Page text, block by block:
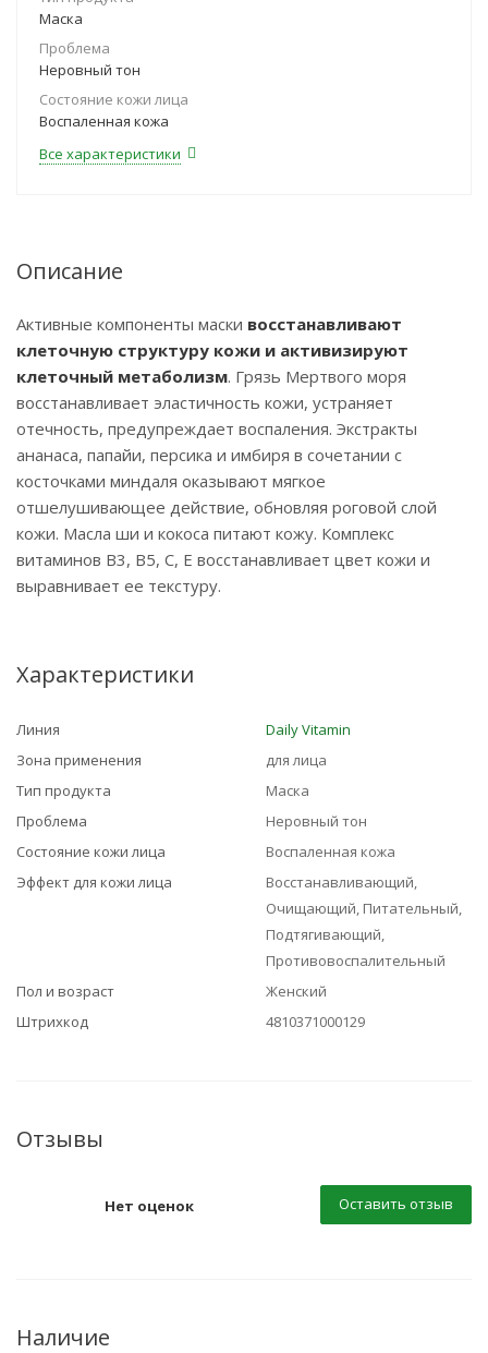
Маска
Проблема
Неровный тон
Состояние кожи лица
Воспаленная кожа
Все характеристики
Описание
Активные компоненты маски восстанавливают
клеточную структуру кожи и активизируют
клеточный метаболизм. Грязь Мертвого моря
восстанавливает эластичность кожи, устраняет
отечность, предупреждает воспаления. Экстракты
ананаса, папайи, персика и имбиря в сочетании с
косточками миндаля оказывают мягкое
отшелушивающее действие, обновляя роговой слой
кожи. Масла ши и кокоса питают кожу. Комплекс
витаминов В3, В5, С, Е восстанавливает цвет кожи и
выравнивает ее текстуру.
Характеристики
Линия
Daily Vitamin
Зона применения
для лица
Тип продукта
Маска
Проблема
Неровный тон
Состояние кожи лица
Воспаленная кожа
Эффект для кожи лица
Восстанавливающий,
Очищающий, Питательный,
Подтягивающий,
Противовоспалительный
Пол и возраст
Женский
Штрихкод
4810371000129
Отзывы
Нет оценок Оставить отзыв
Наличие